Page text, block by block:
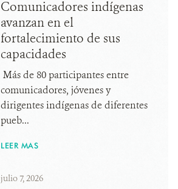
Comunicadores indígenas
avanzan en el
fortalecimiento de sus
capacidades
Más de 80 participantes entre
comunicadores, jóvenes y
dirigentes indígenas de diferentes
pueb...
LEER MAS
julio 7, 2026